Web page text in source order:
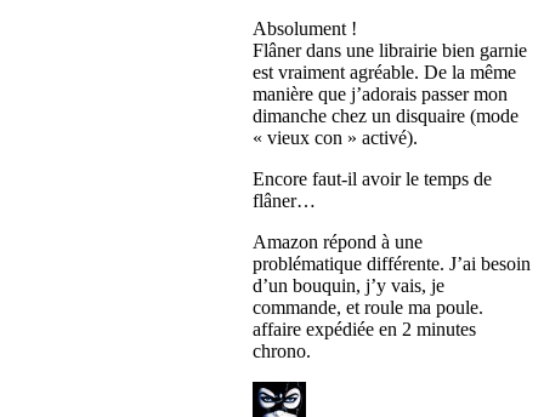
Absolument !
Flâner dans une librairie bien garnie
est vraiment agréable. De la même
manière que j’adorais passer mon
dimanche chez un disquaire (mode
« vieux con » activé).
Encore faut-il avoir le temps de
flâner…
Amazon répond à une
problématique différente. J’ai besoin
d’un bouquin, j’y vais, je
commande, et roule ma poule.
affaire expédiée en 2 minutes
chrono.